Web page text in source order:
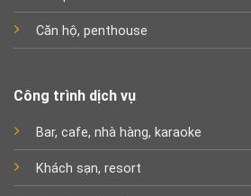
Căn hộ, penthouse
Công trình dịch vụ
Bar, cafe, nhà hàng, karaoke
Khách sạn, resort